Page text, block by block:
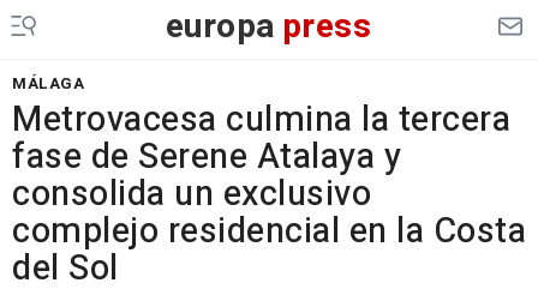
europa press
MÁLAGA
Metrovacesa culmina la tercera
fase de Serene Atalaya y
consolida un exclusivo
complejo residencial en la Costa
del Sol